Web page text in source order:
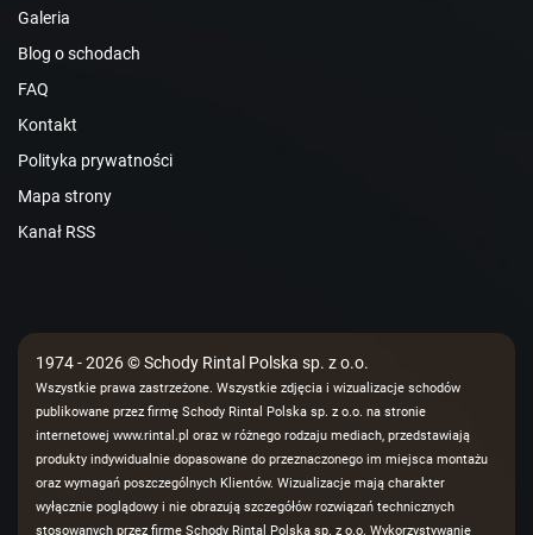
Galeria
Blog o schodach
FAQ
Kontakt
Polityka prywatności
Mapa strony
Kanał RSS
1974 - 2026 © Schody Rintal Polska sp. z o.o.
Wszystkie prawa zastrzeżone. Wszystkie zdjęcia i wizualizacje schodów
publikowane przez firmę Schody Rintal Polska sp. z o.o. na stronie
internetowej www.rintal.pl oraz w różnego rodzaju mediach, przedstawiają
produkty indywidualnie dopasowane do przeznaczonego im miejsca montażu
oraz wymagań poszczególnych Klientów. Wizualizacje mają charakter
wyłącznie poglądowy i nie obrazują szczegółów rozwiązań technicznych
stosowanych przez firmę Schody Rintal Polska sp. z o.o. Wykorzystywanie